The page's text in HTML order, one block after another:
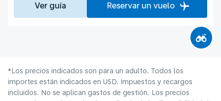
Ver guía Reservar un vuelo
*Los precios indicados son para un adulto. Todos los
importes están indicados en USD. Impuestos y recargos
incluidos. No se aplican gastos de gestión. Los precios